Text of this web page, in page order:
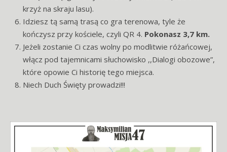
krzyż na skraju lasu).
Idziesz tą samą trasą co gra terenowa, tyle że
kończysz przy kościele, czyli QR 4. Pokonasz 3,7 km.
Jeżeli zostanie Ci czas wolny po modlitwie różańcowej,
włącz pod tajemnicami słuchowisko ,,Dialogi obozowe”,
które opowie Ci historię tego miejsca.
Niech Duch Święty prowadzi!!!